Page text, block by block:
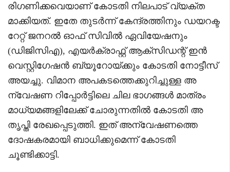
രിഗണിക്കവെയാണ് കോടതി നിലപാട് വ്യക്ത
മാക്കിയത്. ഇതേ തുടർന്ന് കേന്ദ്രത്തിനും ഡയറക്ട
റേറ്റ് ജനറൽ ഓഫ് സിവിൽ ഏവിയേഷനും
(ഡിജിസിഎ), എയർക്രാഫ്റ്റ് ആക്‌സിഡന്റ് ഇൻ
വെസ്റ്റിഗേഷൻ ബ്യൂറോയ്ക്കും കോടതി നോട്ടീസ്
അയച്ചു. വിമാന അപകടത്തെക്കുറിച്ചുള്ള അ
ന്വേഷണ റിപ്പോർട്ടിലെ ചില ഭാഗങ്ങൾ മാത്രം
മാധ്യമങ്ങളിലേക്ക് ചോരുന്നതിൽ കോടതി അ
തൃപ്തി രേഖപ്പെടുത്തി. ഇത് അന്വേഷണത്തെ
ദോഷകരമായി ബാധിക്കുമെന്ന് കോടതി
ചൂണ്ടിക്കാട്ടി.